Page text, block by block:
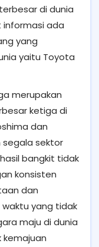
di dunia
informasi ada
yang
yaitu Toyota
merupakan
ketiga di
dan
segala sektor
bangkit tidak
konsisten
dan
yang tidak
maju di dunia
kemajuan